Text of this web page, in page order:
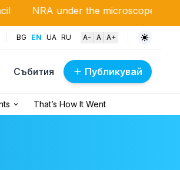
the microscope: Massive
BG EN UA RU A- A A+
Събития Публикувай
That’s How It Went